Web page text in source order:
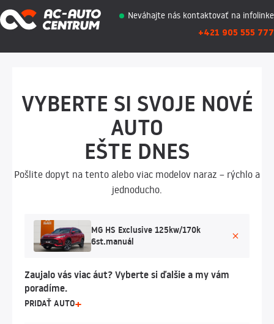
Neváhajte nás kontaktovať na infolinke
+421 905 555 777
VYBERTE SI SVOJE NOVÉ
AUTO
EŠTE DNES
Pošlite dopyt na tento alebo viac modelov naraz – rýchlo a
jednoducho.
MG HS Exclusive 125kw/170k
6st.manuál
Zaujalo vás viac áut? Vyberte si ďalšie a my vám
poradíme.
PRIDAŤ AUTO